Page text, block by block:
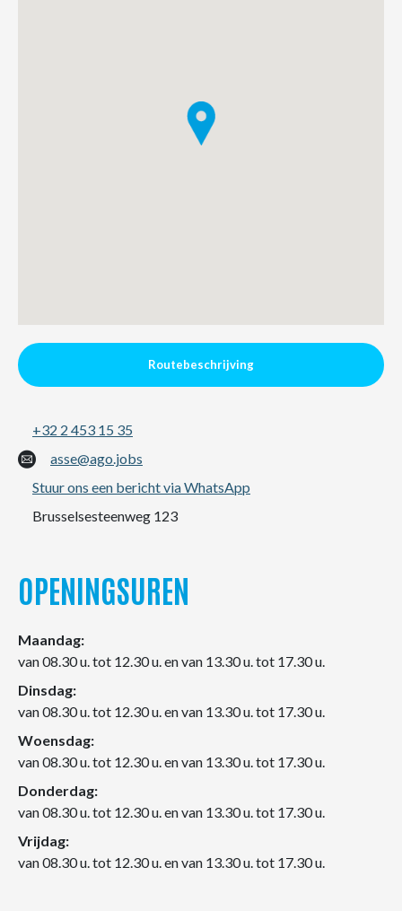
Routebeschrijving
+32 2 453 15 35
asse@ago.jobs
Stuur ons een bericht via WhatsApp
Brusselsesteenweg 123
OPENINGSUREN
Maandag:
van 08.30 u. tot 12.30 u. en van 13.30 u. tot 17.30 u.
Dinsdag:
van 08.30 u. tot 12.30 u. en van 13.30 u. tot 17.30 u.
Woensdag:
van 08.30 u. tot 12.30 u. en van 13.30 u. tot 17.30 u.
Donderdag:
van 08.30 u. tot 12.30 u. en van 13.30 u. tot 17.30 u.
Vrijdag:
van 08.30 u. tot 12.30 u. en van 13.30 u. tot 17.30 u.